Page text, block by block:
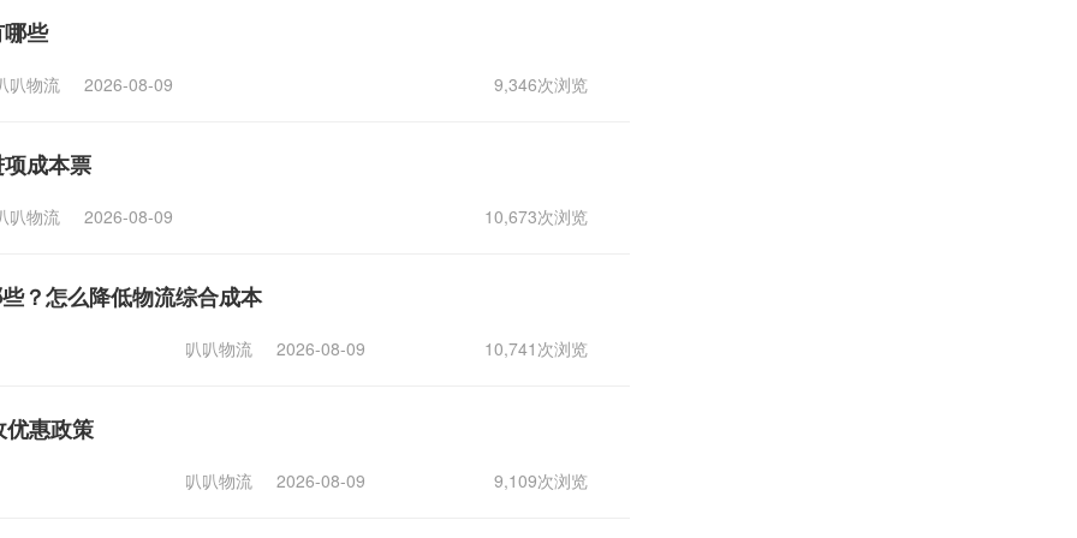
些
叭物流 2026-08-09 9,346次浏览
成本票
叭物流 2026-08-09 10,673次浏览
？怎么降低物流综合成本
叭叭物流 2026-08-09 10,741次浏览
优惠政策
叭叭物流 2026-08-09 9,109次浏览